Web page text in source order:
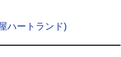
ハートランド)